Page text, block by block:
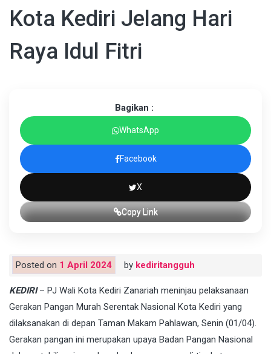
Kota Kediri Jelang Hari
Raya Idul Fitri
Bagikan :
WhatsApp
Facebook
X
Copy Link
Posted on 1 April 2024 by kediritangguh
KEDIRI– PJ Wali Kota Kediri Zanariah meninjau pelaksanaan
Gerakan Pangan Murah Serentak Nasional Kota Kediri yang
dilaksanakan di depan Taman Makam Pahlawan, Senin (01/04).
Gerakan pangan ini merupakan upaya Badan Pangan Nasional